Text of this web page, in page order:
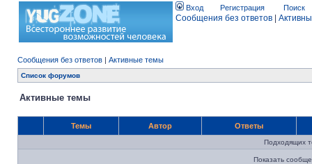
Вход Регистрация Поиск
Сообщения без ответов
Сообщения без ответов | Активные темы
Список форумов
Активные темы
Темы Автор Ответы
Подходящих
Показать